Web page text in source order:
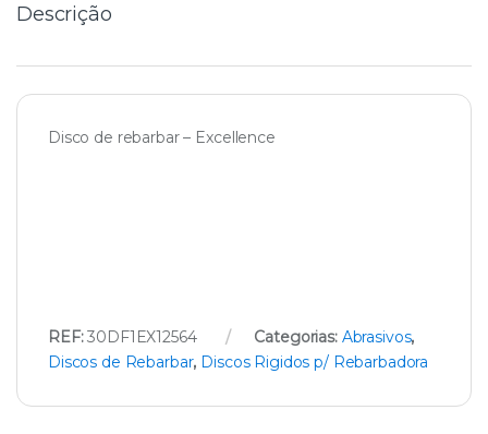
Descrição
Disco de rebarbar – Excellence
REF:30DF1EX12564 Categorias: Abrasivos,
Discos de Rebarbar, Discos Rigidos p/ Rebarbadora